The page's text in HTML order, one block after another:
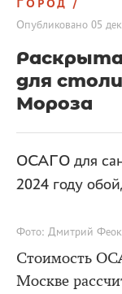
ГОРОД
Опубликовано 05
для
Мороза
ОСАГО для
2024 году
Фото: Дмитрий
Стоимость
Москве